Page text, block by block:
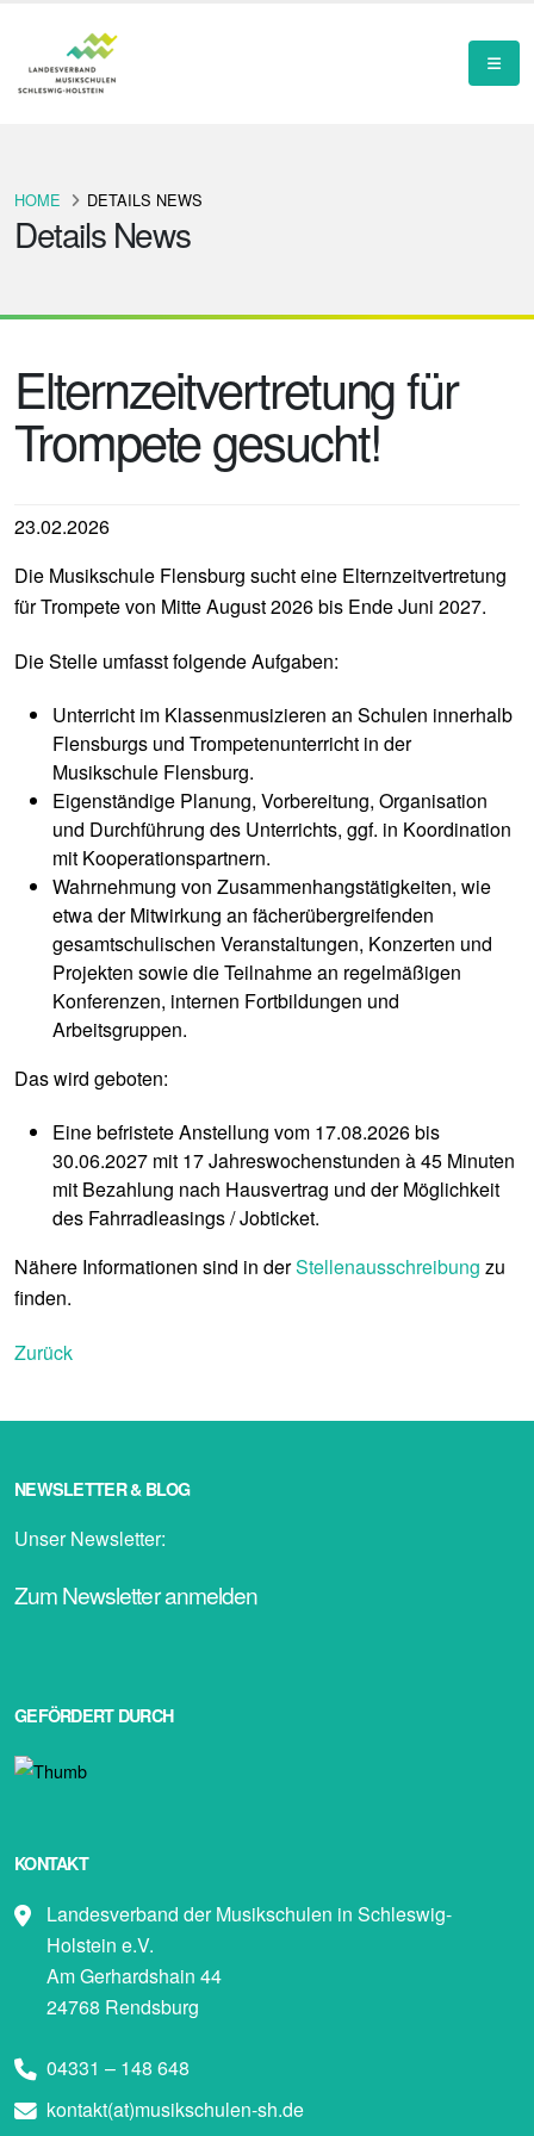
Details News
HOME DETAILS NEWS
Elternzeitvertretung für
Trompete gesucht!
23.02.2026
Die Musikschule Flensburg sucht eine Elternzeitvertretung
für Trompete von Mitte August 2026 bis Ende Juni 2027.
Die Stelle umfasst folgende Aufgaben:
Unterricht im Klassenmusizieren an Schulen innerhalb
Flensburgs und Trompetenunterricht in der
Musikschule Flensburg.
Eigenständige Planung, Vorbereitung, Organisation
und Durchführung des Unterrichts, ggf. in Koordination
mit Kooperationspartnern.
Wahrnehmung von Zusammenhangstätigkeiten, wie
etwa der Mitwirkung an fächerübergreifenden
gesamtschulischen Veranstaltungen, Konzerten und
Projekten sowie die Teilnahme an regelmäßigen
Konferenzen, internen Fortbildungen und
Arbeitsgruppen.
Das wird geboten:
Eine befristete Anstellung vom 17.08.2026 bis
30.06.2027 mit 17 Jahreswochenstunden à 45 Minuten
mit Bezahlung nach Hausvertrag und der Möglichkeit
des Fahrradleasings / Jobticket.
Nähere Informationen sind in derStellenausschreibung zu
finden.
Zurück
NEWSLETTER & BLOG
Unser Newsletter:
Zum Newsletter anmelden
GEFÖRDERT DURCH
KONTAKT
Landesverband der Musikschulen in Schleswig-
Holstein e.V.
Am Gerhardshain 44
24768 Rendsburg
04331 – 148 648
kontakt(at)musikschulen-sh.de